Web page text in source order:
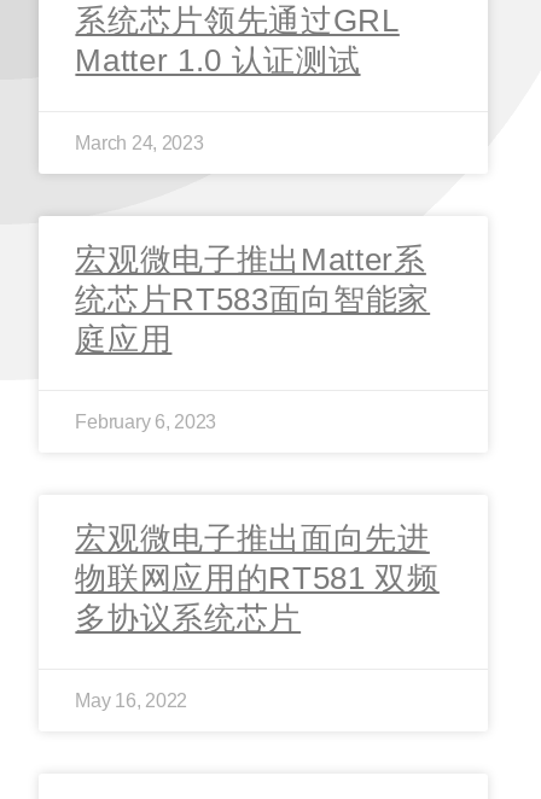
系统芯片领先通过GRL
Matter 1.0 认证测试
March 24, 2023
宏观微电子推出Matter系
统芯片RT583面向智能家
庭应用
February 6, 2023
宏观微电子推出面向先进
物联网应用的RT581 双频
多协议系统芯片
May 16, 2022